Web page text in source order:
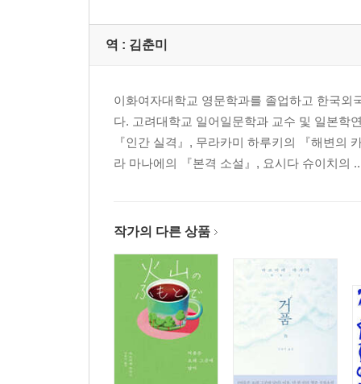
역 : 김춘미
이화여자대학교 영문학과를 졸업하고 한국
다. 고려대학교 일어일문학과 교수 및 일본학
『인간 실격』, 무라카미 하루키의 『해변의
라 마나에의 『본격 소설』, 요시다 슈이치의
작가의 다른 상품